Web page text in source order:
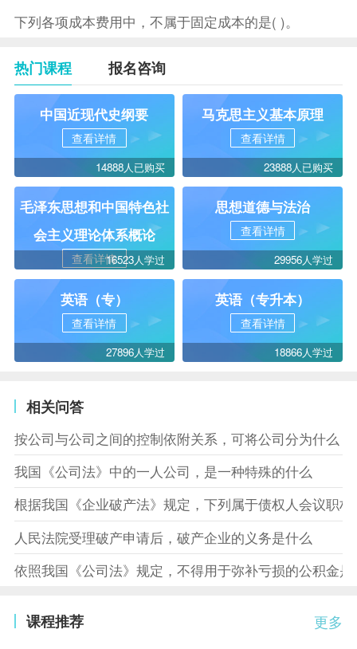
下列各项成本费用中，不属于固定成本的是( )。
热门课程 报名咨询
中国近现代史纲要
查看详情
14888人已购买
马克思主义基本原理
查看详情
23888人已购买
毛泽东思想和中国特色社
会主义理论体系概论
查看详情16523人学过
思想道德与法治
查看详情
29956人学过
英语（专）
查看详情
27896人学过
英语（专升本）
查看详情
18866人学过
相关问答
按公司与公司之间的控制依附关系，可将公司分为什么
我国《公司法》中的一人公司，是一种特殊的什么
根据我国《企业破产法》规定，下列属于债权人会议职
人民法院受理破产申请后，破产企业的义务是什么
依照我国《公司法》规定，不得用于弥补亏损的公积金是
更多
课程推荐